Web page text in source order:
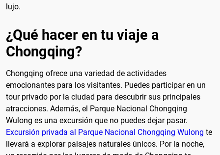
lujo.
¿Qué hacer en tu viaje a
Chongqing?
Chongqing ofrece una variedad de actividades
emocionantes para los visitantes. Puedes participar en un
tour privado por la ciudad para descubrir sus principales
atracciones. Además, el Parque Nacional Chongqing
Wulong es una excursión que no puedes dejar pasar.
Excursión privada al Parque Nacional Chongqing Wulong te
llevará a explorar paisajes naturales únicos. Por la noche,